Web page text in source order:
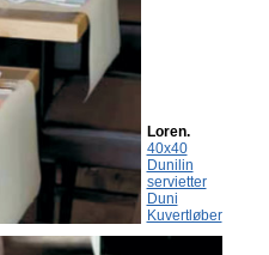
Loren.
40x40
Dunilin
servietter
Duni
Kuvertløber